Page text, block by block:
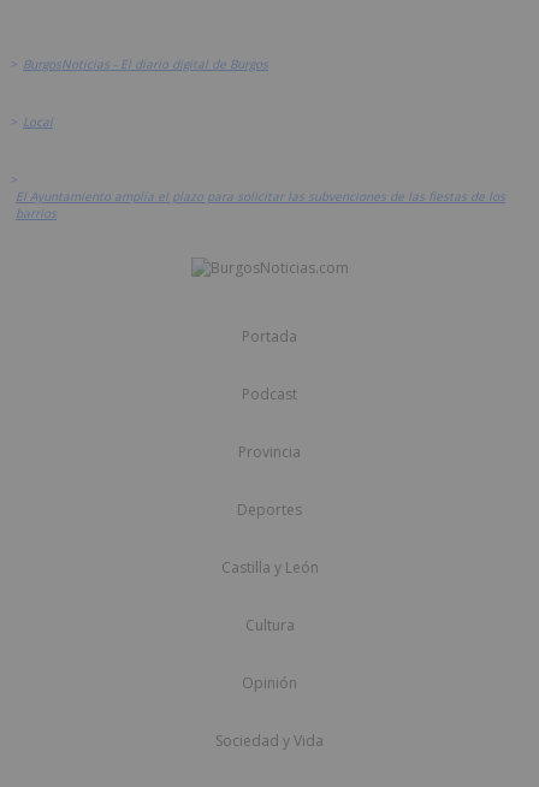
> BurgosNoticias - El diario digital de Burgos
> Local
>
El Ayuntamiento amplía el plazo para solicitar las subvenciones de las fiestas de los
barrios
Portada
Podcast
Provincia
Deportes
Castilla y León
Cultura
Opinión
Sociedad y Vida